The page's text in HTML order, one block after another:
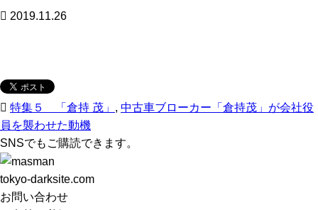
2019.11.26
特集５ 「倉持 茂」 , 中古車ブローカー「倉持茂」が会社役
員を襲わせた動機
SNSでもご購読できます。
tokyo-darksite.com
お問い合わせ